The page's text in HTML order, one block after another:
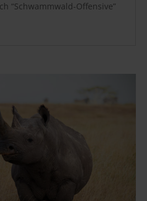
“Schwammwald-Offensive”